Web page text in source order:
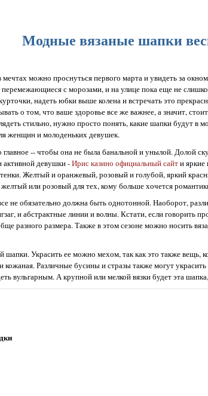
Модные вязаные шапки
можно проснуться первого марта и увидеть за
перемежающиеся с морозами, и на улице пока еще не
надеть юбки выше колена и встречать это
о том, что ваше здоровье все же важнее, а значит,
стильно, нужно просто понять, какие шапки будут в
женщин и молоденьких девушек.
-- чтобы она не была банальной и унылой. Долой
девушки -Ирис казино официальный сайти яркие
Желтый и оранжевый, розовый и голубой, яркий
или розовый для тех, кому больше хочется
не обязательно должна быть однотонной. Наоборот,
и абстрактные линии и волны. Кстати, если говорить
разного размера. Также в этом сезоне можно носить
Украсить ее можно мехом, так как это также вещь,
кожаная. Различные бусины и стразы также могут
вульгарным. А крупной или мелкой вязки будет эта